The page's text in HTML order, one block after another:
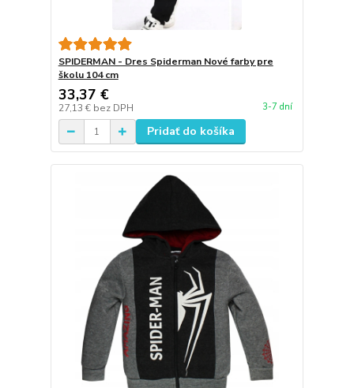
SPIDERMAN - Dres Spiderman Nové farby pre
školu 104 cm
33,37 €
27,13 € bez DPH 3-7 dní
Pridať do košíka